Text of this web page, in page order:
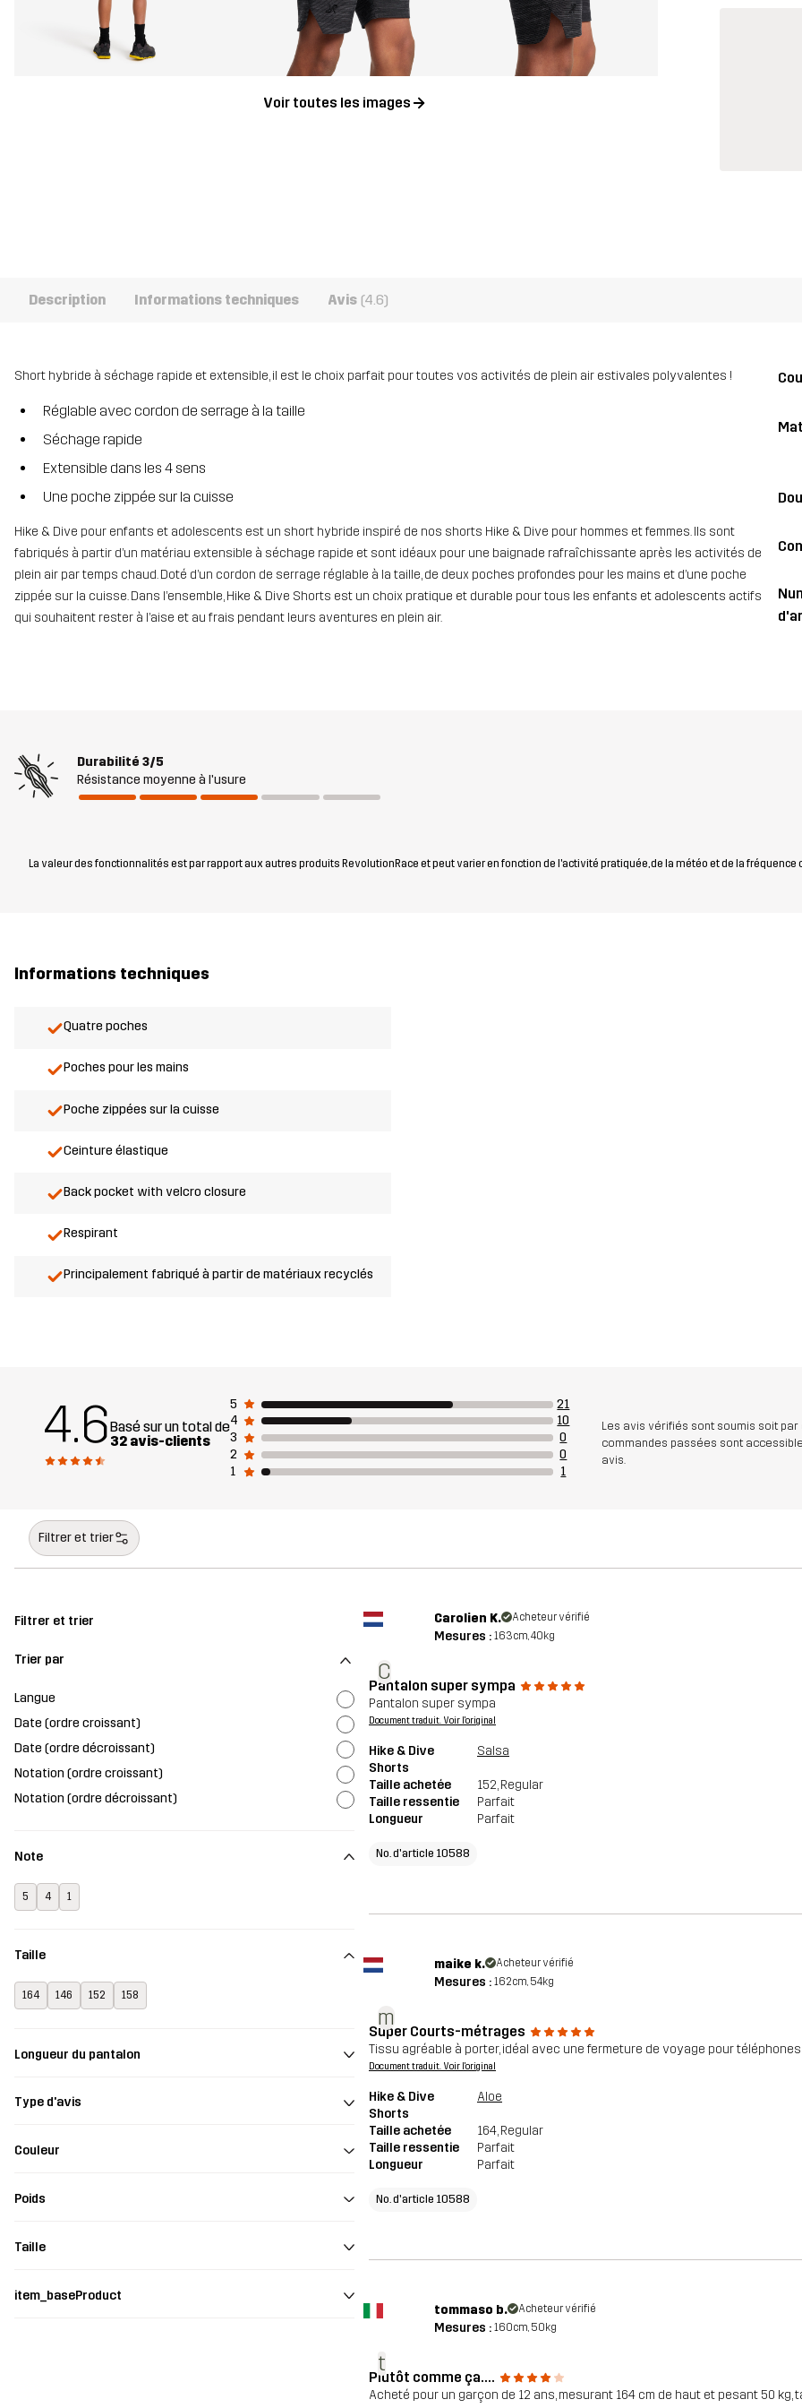
Voir toutes les images
Description Informations techniques Avis (4.6)
Short hybride à séchage rapide et extensible, il est le choix parfait pour toutes vos activités de plein air estivales polyvalentes !
Réglable avec cordon de serrage à la taille
Séchage rapide
Extensible dans les 4 sens
Une poche zippée sur la cuisse
Hike & Dive pour enfants et adolescents est un short hybride inspiré de nos shorts Hike & Dive pour hommes et femmes. Ils sont
fabriqués à partir d’un matériau extensible à séchage rapide et sont idéaux pour une baignade rafraîchissante après les activités de
plein air par temps chaud. Doté d’un cordon de serrage réglable à la taille, de deux poches profondes pour les mains et d’une poche
zippée sur la cuisse. Dans l’ensemble, Hike & Dive Shorts est un choix pratique et durable pour tous les enfants et adolescents actifs
qui souhaitent rester à l’aise et au frais pendant leurs aventures en plein air.
Durabilité 3/5
Résistance moyenne à l'usure
La valeur des fonctionnalités est par rapport aux autres produits RevolutionRace et peut varier en fonction de l'activité pratiquée, de la météo et de la fréquence
Informations techniques
Quatre poches
Poches pour les mains
Poche zippées sur la cuisse
Ceinture élastique
Back pocket with velcro closure
Respirant
Principalement fabriqué à partir de matériaux recyclés
4.6Basé sur un total de
32 avis-clients
5
21
4
10
3
0
2
0
1
1
Les avis vérifiés sont soumis soit
commandes passées sont
avis.
Filtrer et trier
Filtrer et trier
Trier par
Langue
Date (ordre croissant)
Date (ordre décroissant)
Notation (ordre croissant)
Notation (ordre décroissant)
Note
5 4 1
Taille
164 146 152 158
Longueur du pantalon
Type d'avis
Couleur
Poids
Taille
item_baseProduct
C
Carolien K. Acheteur vérifié
Mesures : 163cm, 40kg
Pantalon super sympa
Pantalon super sympa
Document traduit. Voir l'original
Hike & Dive
Shorts
Salsa
Taille achetée 152, Regular
Taille ressentie
Parfait
Longueur
Parfait
No. d'article 10588
m
maike k. Acheteur vérifié
Mesures : 162cm, 54kg
Super Courts-métrages
Tissu agréable à porter, idéal avec une fermeture de voyage pour téléphones
Document traduit. Voir l'original
Hike & Dive
Shorts
Aloe
Taille achetée 164, Regular
Taille ressentie
Parfait
Longueur
Parfait
No. d'article 10588
t
tommaso b. Acheteur vérifié
Mesures : 160cm, 50kg
Plutôt comme ça....
Acheté pour un garçon de 12 ans, mesurant 164 cm de haut et pesant 50 kg,